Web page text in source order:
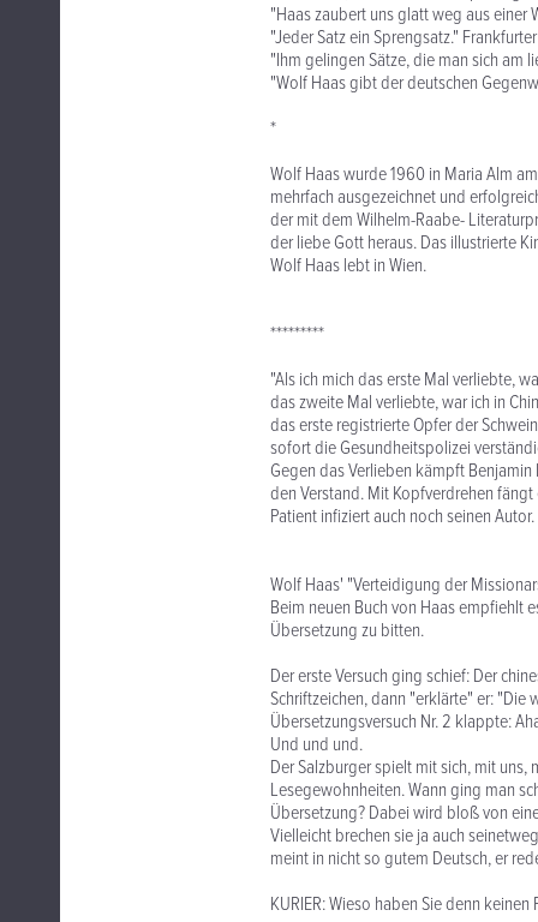
"Haas zaubert uns glatt weg aus einer
"Jeder Satz ein Sprengsatz."
"Ihm gelingen Sätze, die man sich am
"Wolf Haas gibt der deutschen
*
Wolf Haas wurde 1960 in Maria Alm
mehrfach ausgezeichnet und
der mit dem Wilhelm-Raabe-
der liebe Gott heraus. Das illustrierte
Wolf Haas lebt in Wien.
*********
"Als ich mich das erste Mal verliebte,
das zweite Mal verliebte, war ich in
das erste registrierte Opfer der
sofort die Gesundheitspolizei
Gegen das Verlieben kämpft
den Verstand. Mit Kopfverdrehen
Patient infiziert auch noch seinen
Wolf Haas' "Verteidigung der
Beim neuen Buch von Haas empfiehlt
Übersetzung zu bitten.
Der erste Versuch ging schief: Der
Schriftzeichen, dann "erklärte" er: "Die
Übersetzungsversuch Nr. 2 klappte:
Und und und.
Der Salzburger spielt mit sich, mit
Lesegewohnheiten. Wann ging man
Übersetzung? Dabei wird bloß von
Vielleicht brechen sie ja auch
meint in nicht so gutem Deutsch, er
KURIER: Wieso haben Sie denn